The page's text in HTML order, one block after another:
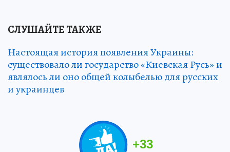
СЛУШАЙТЕ ТАКЖЕ
Настоящая история появления Украины:
существовало ли государство «Киевская Русь» и
являлось ли оно общей колыбелью для русских
и украинцев
+33